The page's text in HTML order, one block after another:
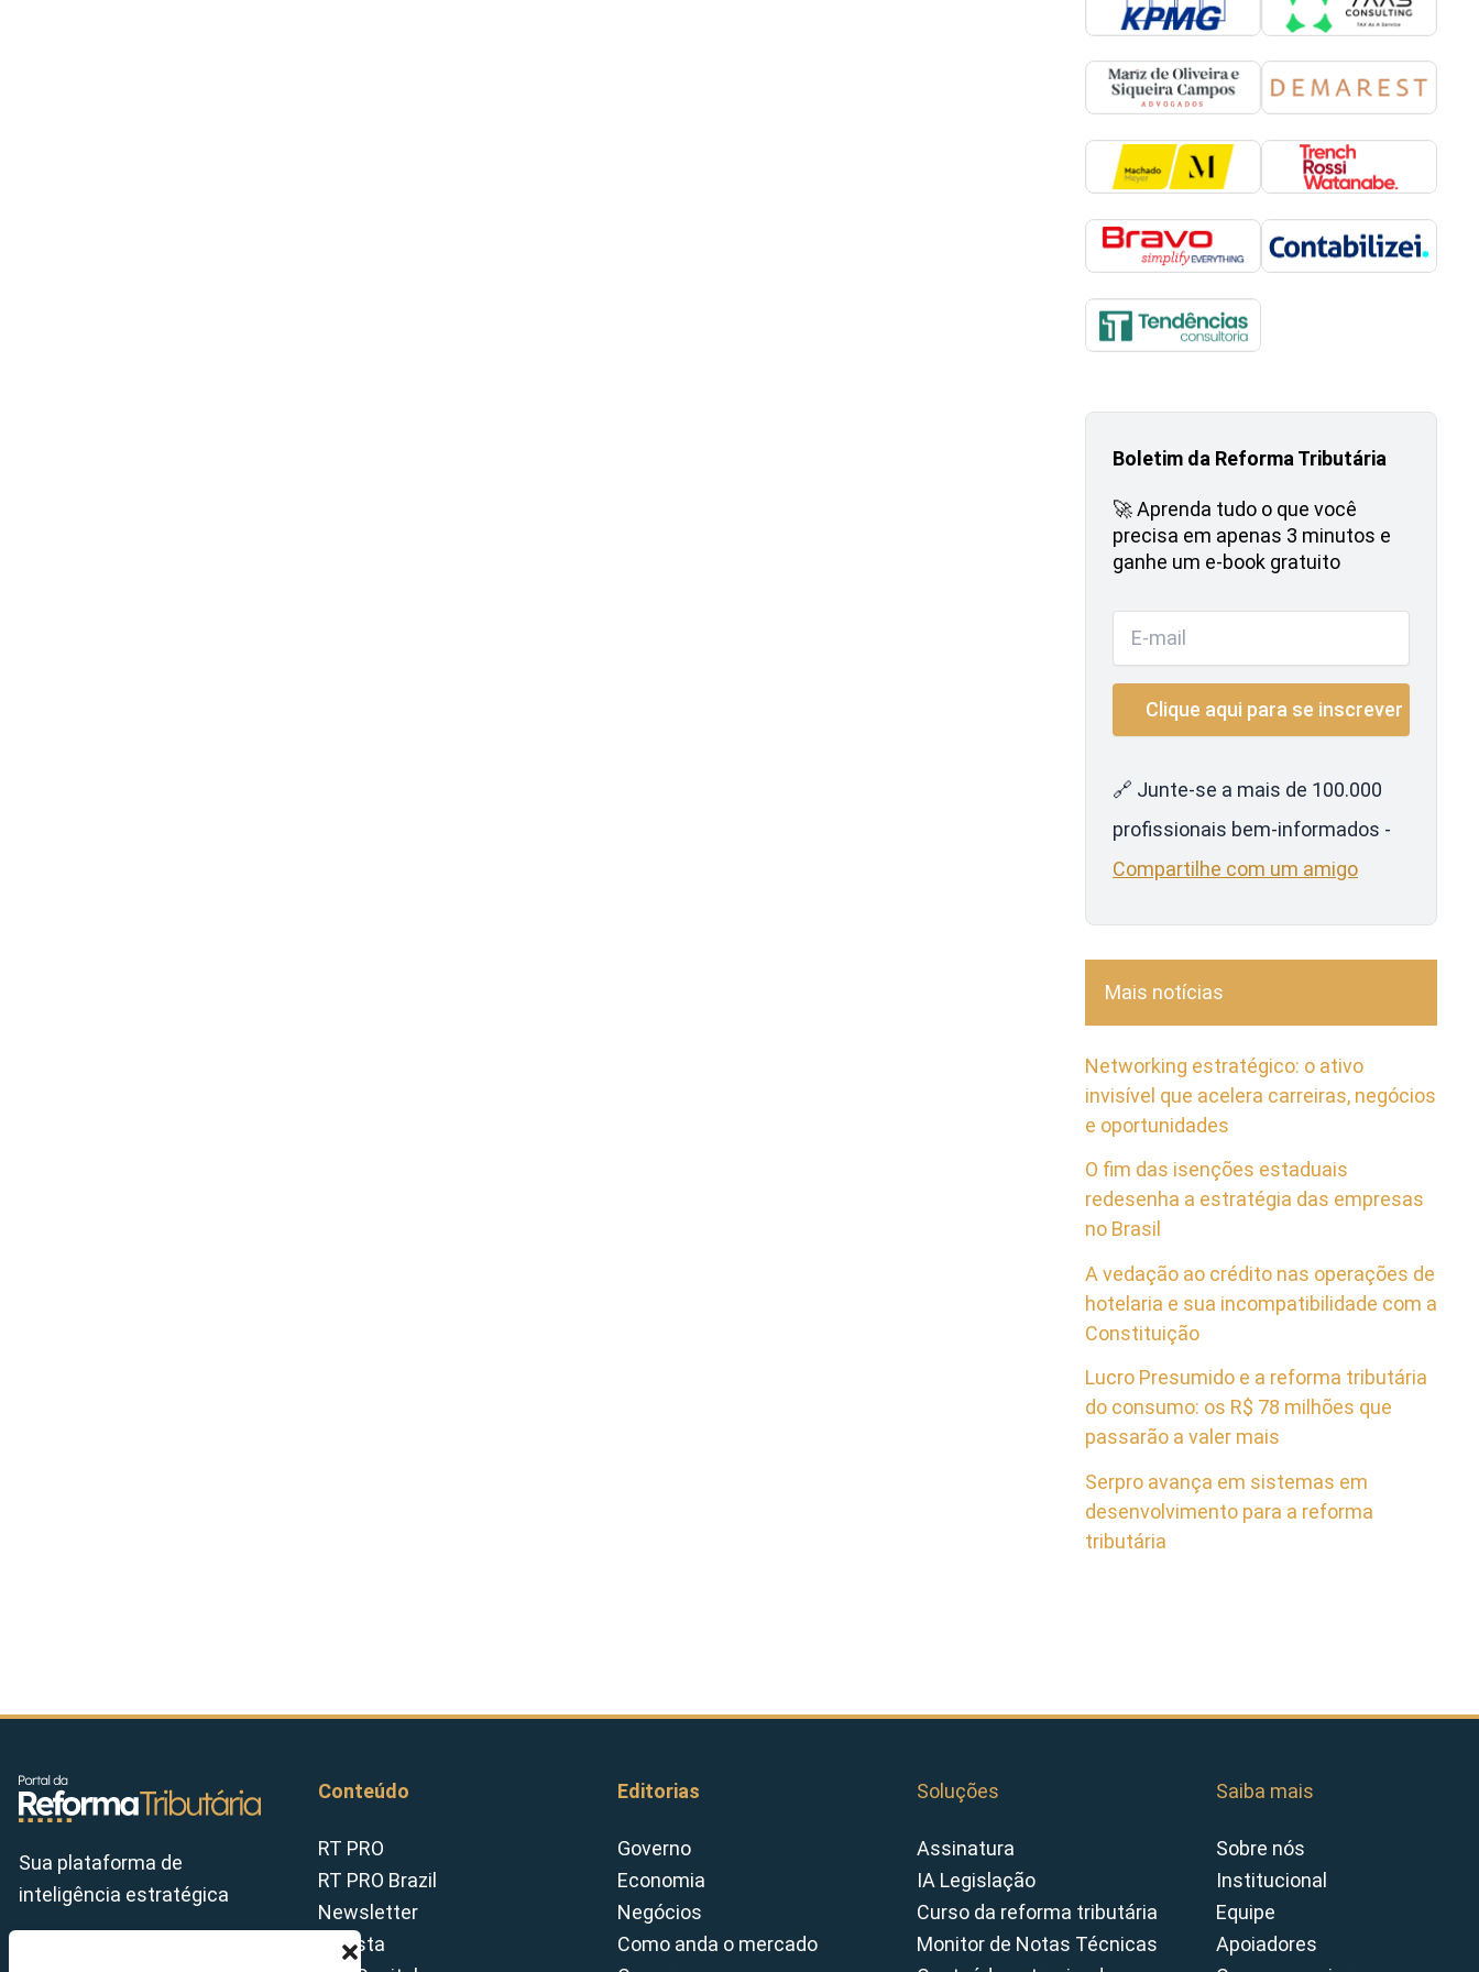
Boletim da Reforma Tributária
🚀 Aprenda tudo o que você
precisa em apenas 3 minutos e
ganhe um e-book gratuito
🔗 Junte-se a mais de 100.000
profissionais bem-informados -
Compartilhe com um amigo
Mais notícias
Networking estratégico: o ativo
invisível que acelera carreiras, negócios
e oportunidades
O fim das isenções estaduais
redesenha a estratégia das empresas
no Brasil
A vedação ao crédito nas operações de
hotelaria e sua incompatibilidade com a
Constituição
Lucro Presumido e a reforma tributária
do consumo: os R$ 78 milhões que
passarão a valer mais
Serpro avança em sistemas em
desenvolvimento para a reforma
tributária
Sua plataforma de
inteligência estratégica
Conteúdo
RT PRO
RT PRO Brazil
Newsletter
Revista
Editorias
Governo
Economia
Negócios
Como anda o mercado
Soluções
Assinatura
IA Legislação
Curso da reforma tributária
Monitor de Notas Técnicas
Saiba mais
Sobre nós
Institucional
Equipe
Apoiadores